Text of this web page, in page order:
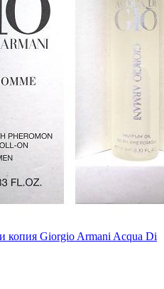
копия Giorgio Armani Acqua Di